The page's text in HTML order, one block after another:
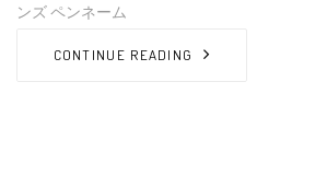
ンズ ペンネーム
CONTINUE READING